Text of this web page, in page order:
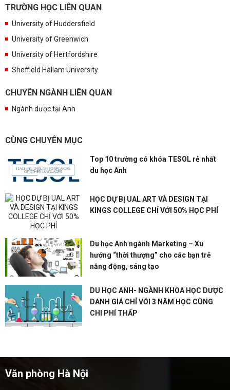
TRƯỜNG HỌC LIÊN QUAN
University of Huddersfield
University of Greenwich
University of Hertfordshire
Sheffield Hallam University
CHUYÊN NGÀNH LIÊN QUAN
Ngành dược tại Anh
CÙNG CHUYÊN MỤC
Top 10 trường có khóa TESOL rẻ nhất
du học Anh
HỌC DỰ BỊ UAL ART VÀ DESIGN TẠI
KINGS COLLEGE CHỈ VỚI 50% HỌC PHÍ
Du học Anh ngành Marketing – Xu
hướng “thời thượng” cho các bạn trẻ
năng động, sáng tạo
DU HỌC ANH- NGÀNH KHOA HỌC DƯỢC
DANH GIÁ CHỈ VỚI 3 NĂM HỌC CÙNG
CHI PHÍ THẤP
Văn phòng Hà Nội